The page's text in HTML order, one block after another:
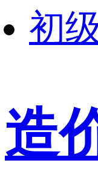
初
造